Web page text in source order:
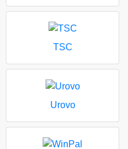
TSC
Urovo